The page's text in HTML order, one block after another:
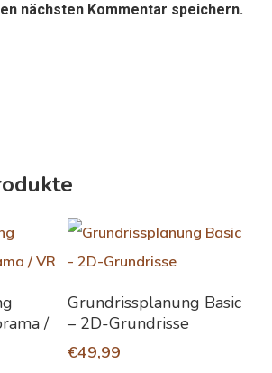
nächsten Kommentar speichern.
/
In Den Warenkorb
Grundrissplanung Basic
– 2D-Grundrisse
€49,99